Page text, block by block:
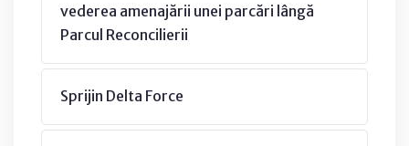
vederea amenajării unei parcări lângă
Parcul Reconcilierii
Sprijin Delta Force